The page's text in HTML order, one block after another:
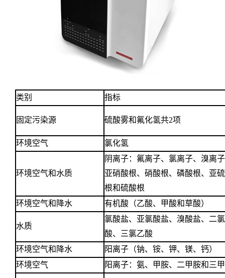
类别 指标
固定污染源 硫酸雾和氟化氢共2项
环境空气 氯化氢
环境空气和水质
阴离子：氟离子、氯离子、溴离
亚硝酸根、硝酸根、磷酸根、亚
根和硫酸根
环境空气和降水
有机酸（乙酸、甲酸和草酸）
水质
氯酸盐、亚氯酸盐、溴酸盐、二
酸、三氯乙酸
环境空气和降水
阳离子（钠、铵、钾、镁、钙）
环境空气
阳离子：氨、甲胺、二甲胺和三